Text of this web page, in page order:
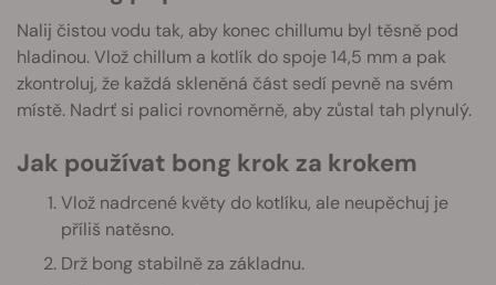
Nalij čistou vodu tak, aby konec chillumu byl těsně pod
hladinou. Vlož chillum a kotlík do spoje 14,5 mm a pak
zkontroluj, že každá skleněná část sedí pevně na svém
místě. Nadrť si palici rovnoměrně, aby zůstal tah plynulý.
Jak používat bong krok za krokem
Vlož nadrcené květy do kotlíku, ale neupěchuj je
příliš natěsno.
Drž bong stabilně za základnu.